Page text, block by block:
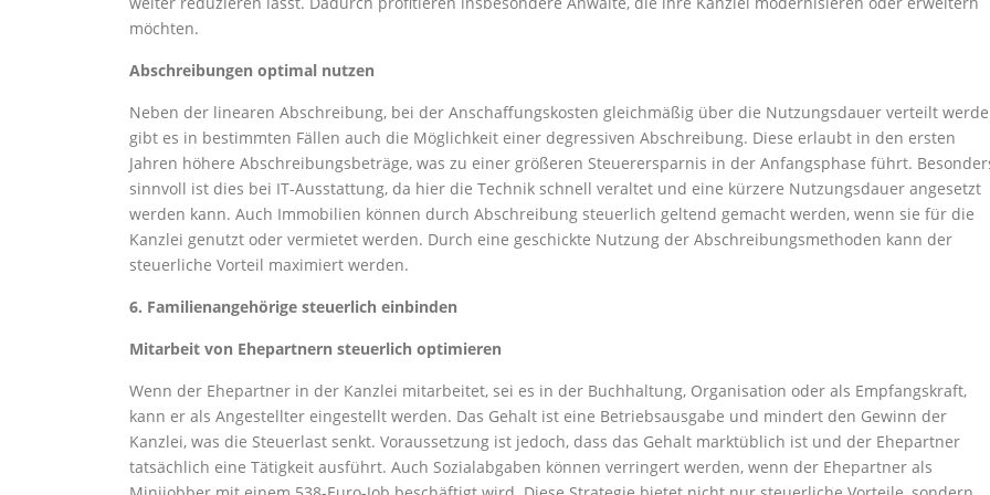
möchten.
Abschreibungen optimal nutzen
Neben der linearen Abschreibung, bei der Anschaffungskosten gleichmäßig über die Nutzungsdauer verteilt
gibt es in bestimmten Fällen auch die Möglichkeit einer degressiven Abschreibung. Diese erlaubt in den ersten
Jahren höhere Abschreibungsbeträge, was zu einer größeren Steuerersparnis in der Anfangsphase führt.
sinnvoll ist dies bei IT-Ausstattung, da hier die Technik schnell veraltet und eine kürzere Nutzungsdauer angesetzt
werden kann. Auch Immobilien können durch Abschreibung steuerlich geltend gemacht werden, wenn sie für die
Kanzlei genutzt oder vermietet werden. Durch eine geschickte Nutzung der Abschreibungsmethoden kann der
steuerliche Vorteil maximiert werden.
6. Familienangehörige steuerlich einbinden
Mitarbeit von Ehepartnern steuerlich optimieren
Wenn der Ehepartner in der Kanzlei mitarbeitet, sei es in der Buchhaltung, Organisation oder als Empfangskraft,
kann er als Angestellter eingestellt werden. Das Gehalt ist eine Betriebsausgabe und mindert den Gewinn der
Kanzlei, was die Steuerlast senkt. Voraussetzung ist jedoch, dass das Gehalt marktüblich ist und der Ehepartner
tatsächlich eine Tätigkeit ausführt. Auch Sozialabgaben können verringert werden, wenn der Ehepartner als